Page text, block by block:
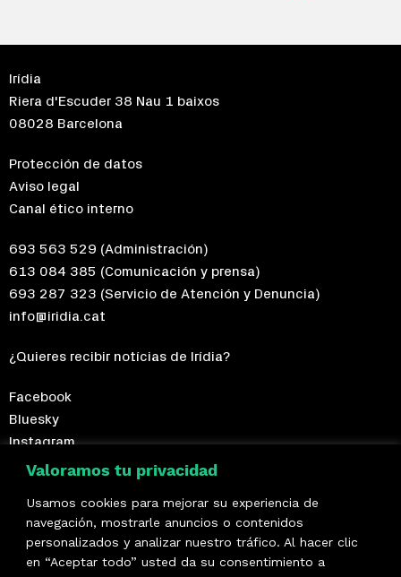
Valoramos tu privacidad
Usamos cookies para mejorar su experiencia de
navegación, mostrarle anuncios o contenidos
personalizados y analizar nuestro tráfico. Al hacer clic
en “Aceptar todo” usted da su consentimiento a
Irídia
Riera d'Escuder 38 Nau 1 baixos
08028 Barcelona
Protección de datos
Aviso legal
Canal ético interno
693 563 529 (Administración)
613 084 385 (Comunicación y prensa)
693 287 323 (Servicio de Atención y Denuncia)
info@iridia.cat
¿Quieres recibir notícias de Irídia?
Facebook
Bluesky
Instagram
Telegram
¡Hazte socio/a!
Formamos parte de